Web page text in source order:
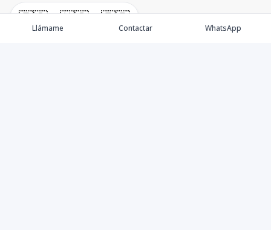
🇪🇸 🇺🇸 🇫🇷
Llámame Contactar WhatsApp